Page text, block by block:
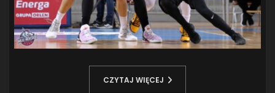
CZYTAJ WIĘCEJ